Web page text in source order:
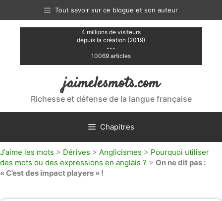
contenu
Tout savoir sur ce blogue et son auteur
4 millions de visiteurs
depuis la création (2019)
---
10069 articles
jaimelesmots.com
Richesse et défense de la langue française
Chapitres
J'aime les mots > Dérives > Anglicismes > Pourquoi utiliser
des mots ou des expressions en anglais ? > On ne dit pas :
« C’est des impact players » !